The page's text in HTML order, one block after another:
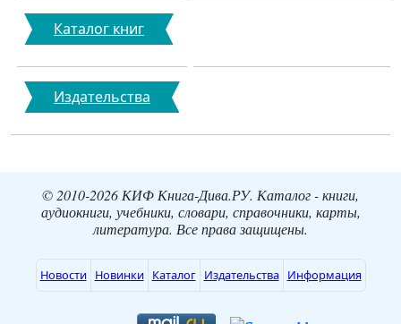
Каталог книг
Издательства
© 2010-2026 КИФ Книга-Дива.РУ. Каталог - книги,
аудиокниги, учебники, словари, справочники, карты,
литература. Все права защищены.
Новости Новинки Каталог Издательства Информация